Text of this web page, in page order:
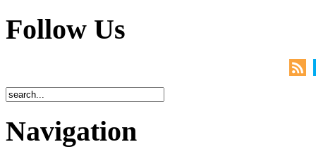
Follow Us
Navigation